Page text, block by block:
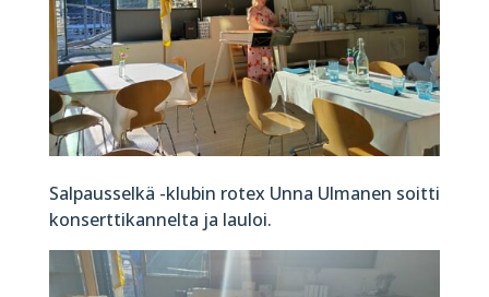
Salpausselkä -klubin rotex Unna Ulmanen soitti
konserttikannelta ja lauloi.